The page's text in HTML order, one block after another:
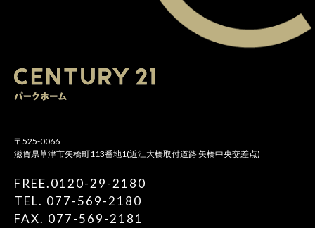
〒525-0066
滋賀県草津市矢橋町113番地1(近江大橋取付道路 矢橋中央交差点)
FREE.0120-29-2180
TEL. 077-569-2180
FAX. 077-569-2181